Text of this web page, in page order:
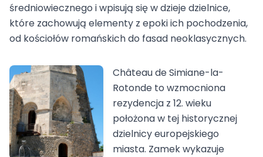
średniowiecznego i wpisują się w dzieje dzielnice,
które zachowują elementy z epoki ich pochodzenia,
od kościołów romańskich do fasad neoklasycznych.
Château de Simiane-la-
Rotonde to wzmocniona
rezydencja z 12. wieku
położona w tej historycznej
dzielnicy europejskiego
miasta. Zamek wykazuje